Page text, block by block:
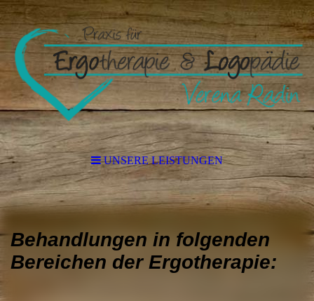
UNSERE LEISTUNGEN
Behandlungen in folgenden
Bereichen der Ergotherapie: